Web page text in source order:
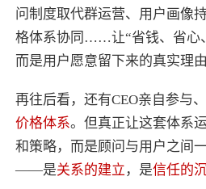
问制度取代群运营、用户画像
格体系协同……让“省钱、省心
而是用户愿意留下来的真实理由
再往后看，还有CEO亲自参与、
价格体系。但真正让这套体系
和策略，而是顾问与用户之间
——是关系的建立 ，是信任的